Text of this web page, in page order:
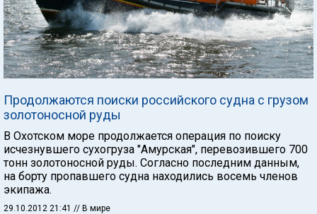
Продолжаются поиски российского судна с грузом
золотоносной руды
В Охотском море продолжается операция по поиску
исчезнувшего сухогруза "Амурская", перевозившего 700
тонн золотоносной руды. Согласно последним данным,
на борту пропавшего судна находились восемь членов
экипажа.
29.10.2012 21:41 // В мире